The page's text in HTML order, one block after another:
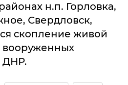
н.п. Горловка,
Свердловск,
скопление живой
вооруженных
ДНР.